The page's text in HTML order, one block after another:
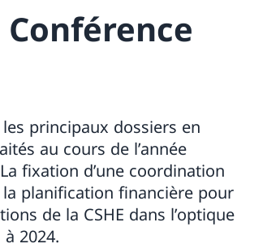
principaux dossiers en
au cours de l’année
fixation d’une coordination
planification financière pour
de la CSHE dans l’optique
2024.